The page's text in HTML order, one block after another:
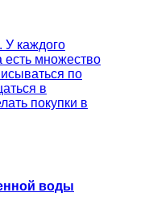
У каждого
есть множество
по
в
покупки в
воды